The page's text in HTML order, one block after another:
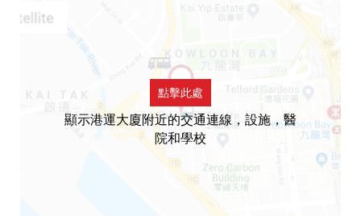
點擊此處
顯示港運大廈附近的交通連線，設施，醫
院和學校